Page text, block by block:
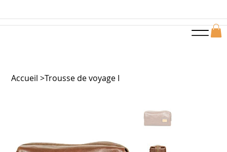
Accueil >Trousse de voyage I